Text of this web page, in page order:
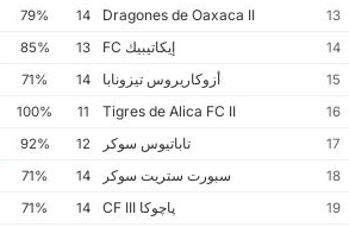
13
14
79%
14
إيكاتيبيك FC 13
85%
15
أزوكاريروس تيزونابا 14
71%
16
11
100%
17
تاباتيوس سوكر 12
92%
18
سبورت ستريت سوكر 14
71%
19
پاچوكا CF III 14
71%